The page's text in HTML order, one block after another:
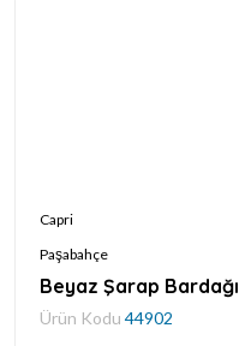
Capri
Paşabahçe
Beyaz Şarap Bardağı
Ürün Kodu 44902